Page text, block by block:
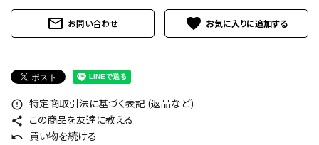
mail_outline お問い合わせ favorite
error_outline 特定商取引法に基づく表記 (返品など)
share この商品を友達に教える
undo 買い物を続ける